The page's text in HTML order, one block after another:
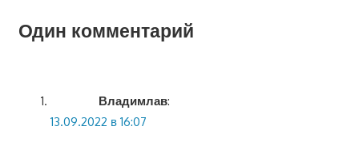
Один комментарий
Владимлав:
13.09.2022 в 16:07